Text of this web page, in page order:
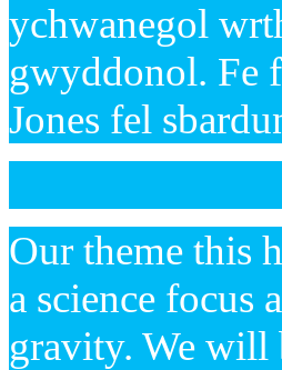
ychwanegol
gwyddonol. Fe
Jones fel
Our theme this
a science focus
gravity. We will